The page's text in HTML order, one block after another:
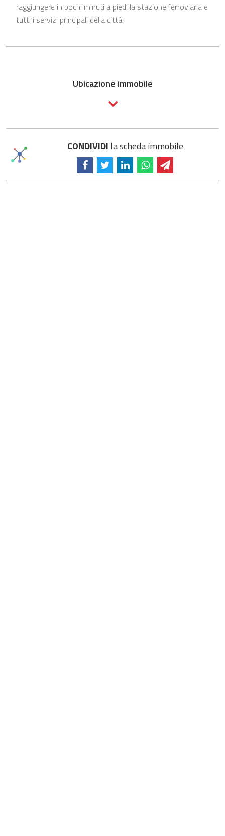
raggiungere in pochi minuti a piedi la stazione ferroviaria e
tutti i servizi principali della città.
Ubicazione immobile
CONDIVIDI la scheda immobile